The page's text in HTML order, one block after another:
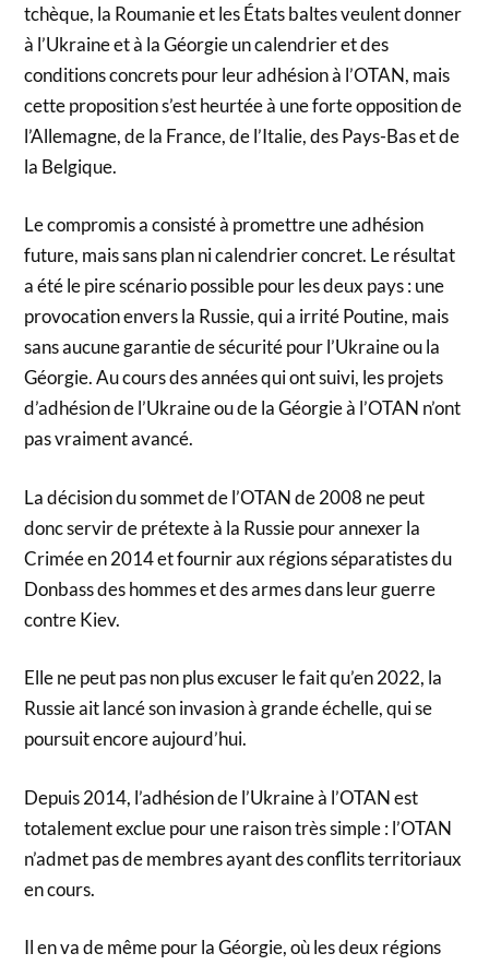
tchèque, la Roumanie et les États baltes veulent donner
à l’Ukraine et à la Géorgie un calendrier et des
conditions concrets pour leur adhésion à l’OTAN, mais
cette proposition s’est heurtée à une forte opposition de
l’Allemagne, de la France, de l’Italie, des Pays-Bas et de
la Belgique.
Le compromis a consisté à promettre une adhésion
future, mais sans plan ni calendrier concret. Le résultat
a été le pire scénario possible pour les deux pays : une
provocation envers la Russie, qui a irrité Poutine, mais
sans aucune garantie de sécurité pour l’Ukraine ou la
Géorgie. Au cours des années qui ont suivi, les projets
d’adhésion de l’Ukraine ou de la Géorgie à l’OTAN n’ont
pas vraiment avancé.
La décision du sommet de l’OTAN de 2008 ne peut
donc servir de prétexte à la Russie pour annexer la
Crimée en 2014 et fournir aux régions séparatistes du
Donbass des hommes et des armes dans leur guerre
contre Kiev.
Elle ne peut pas non plus excuser le fait qu’en 2022, la
Russie ait lancé son invasion à grande échelle, qui se
poursuit encore aujourd’hui.
Depuis 2014, l’adhésion de l’Ukraine à l’OTAN est
totalement exclue pour une raison très simple : l’OTAN
n’admet pas de membres ayant des conflits territoriaux
en cours.
Il en va de même pour la Géorgie, où les deux régions